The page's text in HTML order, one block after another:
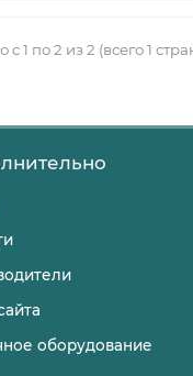
с 1 по 2 из 2 (всего 1
оборудование